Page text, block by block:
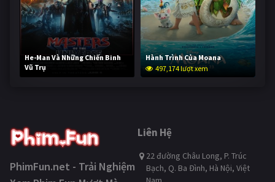
He-Man Và Những Chiến Binh
Vũ Trụ
246,367 lượt xem
Hành Trình Của Moana
497,174 lượt xem
PhimFun.net - Trải Nghiệm
Liên Hệ
22 đường Châu Long, P. Trúc
Bạch, Q. Ba Đình, Hà Nội, Việt